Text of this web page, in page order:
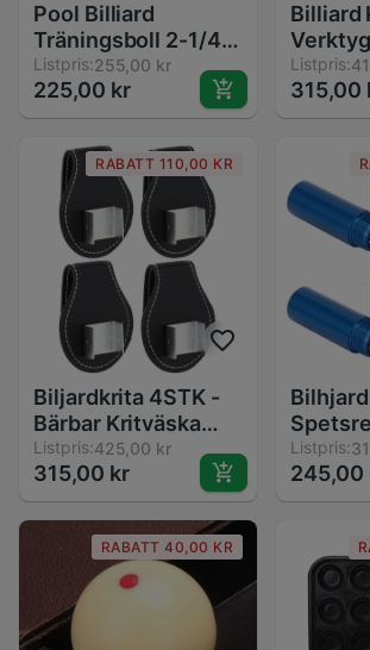
Pool Billiard
Träningsboll 2-1/4"
Röda Prickar
Resinboll för
Bordsersättning
Listpris:255,00 kr
225,00 kr
Billiard
Skydd
Listpris:
315,00
RABATT 110,00 KR
Biljardkrita 4STK -
Bärbar Kritväska
med Klämma för
Snooker Tillbehör
Listpris:425,00 kr
315,00 kr
- 2 st -
Listpris:
245,00
RABATT 40,00 KR